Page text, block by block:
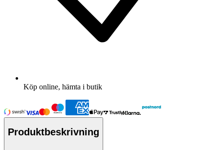
Köp online, hämta i butik
Produktbeskrivning